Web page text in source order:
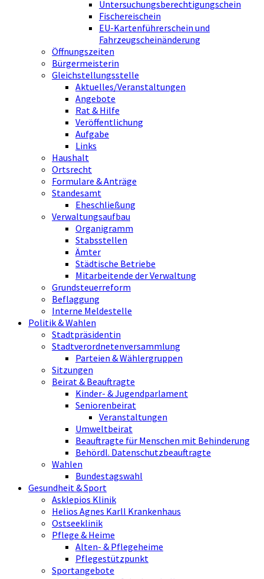
Untersuchungsberechtigungschein
Fischereischein
EU-Kartenführerschein und
Fahrzeugscheinänderung
Öffnungszeiten
Bürgermeisterin
Gleichstellungsstelle
Aktuelles/Veranstaltungen
Angebote
Rat & Hilfe
Veröffentlichung
Aufgabe
Links
Haushalt
Ortsrecht
Formulare & Anträge
Standesamt
Eheschließung
Verwaltungsaufbau
Organigramm
Stabsstellen
Ämter
Städtische Betriebe
Mitarbeitende der Verwaltung
Grundsteuerreform
Beflaggung
Interne Meldestelle
Politik & Wahlen
Stadtpräsidentin
Stadtverordnetenversammlung
Parteien & Wählergruppen
Sitzungen
Beirat & Beauftragte
Kinder- & Jugendparlament
Seniorenbeirat
Veranstaltungen
Umweltbeirat
Beauftragte für Menschen mit Behinderung
Behördl. Datenschutzbeauftragte
Wahlen
Bundestagswahl
Gesundheit & Sport
Asklepios Klinik
Helios Agnes Karll Krankenhaus
Ostseeklinik
Pflege & Heime
Alten- & Pflegeheime
Pflegestützpunkt
Sportangebote